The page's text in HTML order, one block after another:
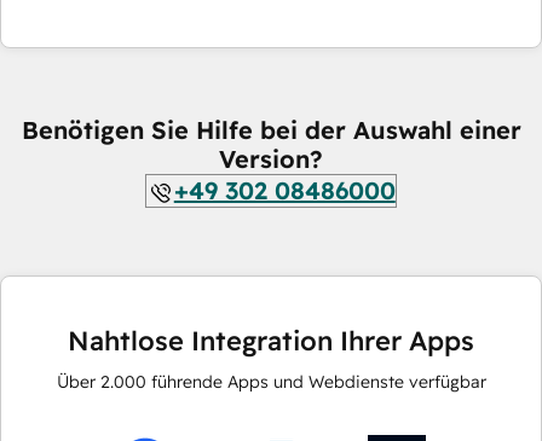
Benötigen Sie Hilfe bei der Auswahl einer
Version?
+49 302 08486000
Nahtlose Integration Ihrer Apps
Über 2.000 führende Apps und Webdienste verfügbar